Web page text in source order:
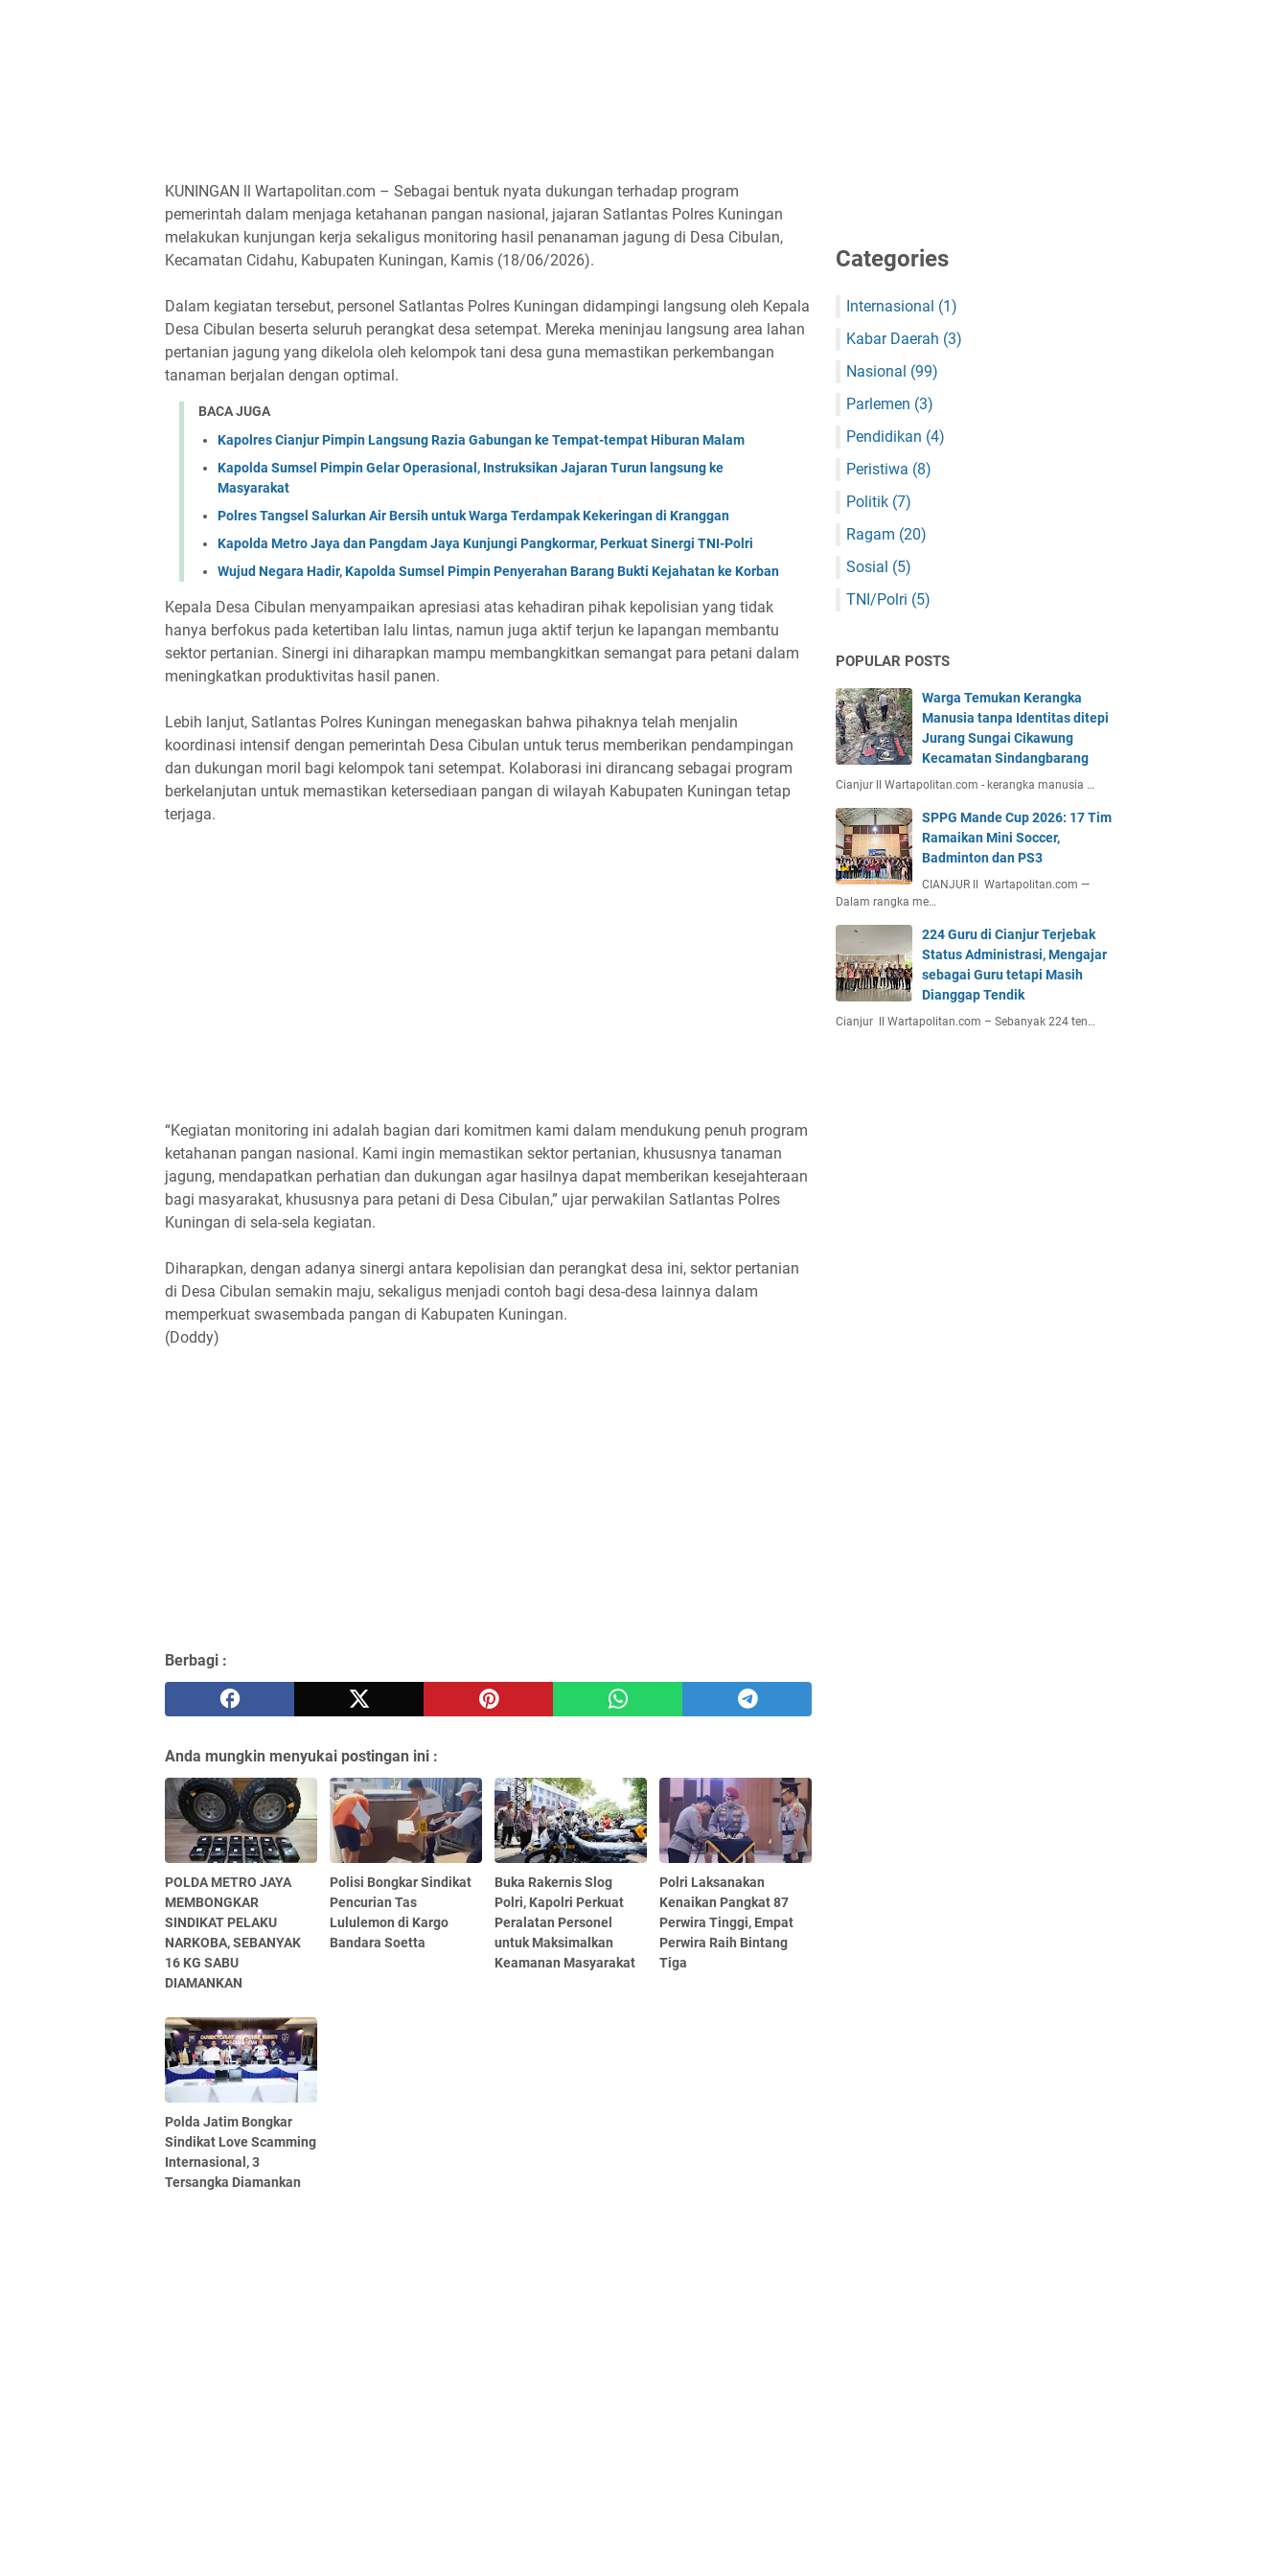
KUNINGAN ll Wartapolitan.com – Sebagai bentuk nyata dukungan terhadap program
pemerintah dalam menjaga ketahanan pangan nasional, jajaran Satlantas Polres Kuningan
melakukan kunjungan kerja sekaligus monitoring hasil penanaman jagung di Desa Cibulan,
Kecamatan Cidahu, Kabupaten Kuningan, Kamis (18/06/2026).
Dalam kegiatan tersebut, personel Satlantas Polres Kuningan didampingi langsung oleh Kepala
Desa Cibulan beserta seluruh perangkat desa setempat. Mereka meninjau langsung area lahan
pertanian jagung yang dikelola oleh kelompok tani desa guna memastikan perkembangan
tanaman berjalan dengan optimal.
BACA JUGA
Kapolres Cianjur Pimpin Langsung Razia Gabungan ke Tempat-tempat Hiburan Malam
Kapolda Sumsel Pimpin Gelar Operasional, Instruksikan Jajaran Turun langsung ke
Masyarakat
Polres Tangsel Salurkan Air Bersih untuk Warga Terdampak Kekeringan di Kranggan
Kapolda Metro Jaya dan Pangdam Jaya Kunjungi Pangkormar, Perkuat Sinergi TNI-Polri
Wujud Negara Hadir, Kapolda Sumsel Pimpin Penyerahan Barang Bukti Kejahatan ke Korban
Kepala Desa Cibulan menyampaikan apresiasi atas kehadiran pihak kepolisian yang tidak
hanya berfokus pada ketertiban lalu lintas, namun juga aktif terjun ke lapangan membantu
sektor pertanian. Sinergi ini diharapkan mampu membangkitkan semangat para petani dalam
meningkatkan produktivitas hasil panen.
Lebih lanjut, Satlantas Polres Kuningan menegaskan bahwa pihaknya telah menjalin
koordinasi intensif dengan pemerintah Desa Cibulan untuk terus memberikan pendampingan
dan dukungan moril bagi kelompok tani setempat. Kolaborasi ini dirancang sebagai program
berkelanjutan untuk memastikan ketersediaan pangan di wilayah Kabupaten Kuningan tetap
terjaga.
“Kegiatan monitoring ini adalah bagian dari komitmen kami dalam mendukung penuh program
ketahanan pangan nasional. Kami ingin memastikan sektor pertanian, khususnya tanaman
jagung, mendapatkan perhatian dan dukungan agar hasilnya dapat memberikan kesejahteraan
bagi masyarakat, khususnya para petani di Desa Cibulan,” ujar perwakilan Satlantas Polres
Kuningan di sela-sela kegiatan.
Diharapkan, dengan adanya sinergi antara kepolisian dan perangkat desa ini, sektor pertanian
di Desa Cibulan semakin maju, sekaligus menjadi contoh bagi desa-desa lainnya dalam
memperkuat swasembada pangan di Kabupaten Kuningan.
(Doddy)
Berbagi :
Anda mungkin menyukai postingan ini :
POLDA METRO JAYA
MEMBONGKAR
SINDIKAT PELAKU
NARKOBA, SEBANYAK
16 KG SABU
DIAMANKAN
Polisi Bongkar Sindikat
Pencurian Tas
Lululemon di Kargo
Bandara Soetta
Buka Rakernis Slog
Polri, Kapolri Perkuat
Peralatan Personel
untuk Maksimalkan
Keamanan Masyarakat
Polri Laksanakan
Kenaikan Pangkat 87
Perwira Tinggi, Empat
Perwira Raih Bintang
Tiga
Polda Jatim Bongkar
Sindikat Love Scamming
Internasional, 3
Tersangka Diamankan
Categories
Internasional (1)
Kabar Daerah (3)
Nasional (99)
Parlemen (3)
Pendidikan (4)
Peristiwa (8)
Politik (7)
Ragam (20)
Sosial (5)
TNI/Polri (5)
POPULAR POSTS
Warga Temukan Kerangka
Manusia tanpa Identitas ditepi
Jurang Sungai Cikawung
Kecamatan Sindangbarang
Cianjur ll Wartapolitan.com - kerangka manusia …
SPPG Mande Cup 2026: 17 Tim
Ramaikan Mini Soccer,
Badminton dan PS3
CIANJUR ll Wartapolitan.com —
Dalam rangka me…
224 Guru di Cianjur Terjebak
Status Administrasi, Mengajar
sebagai Guru tetapi Masih
Dianggap Tendik
Cianjur ll Wartapolitan.com – Sebanyak 224 ten…